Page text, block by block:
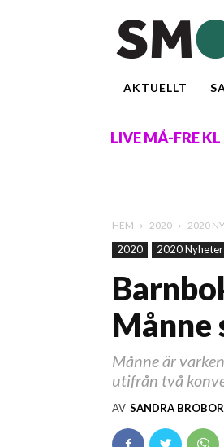
AKTUELLT
LIVE MÅ-FRE KL
HEM 2020 2020
2020 2020 Nyheter
Månne
Månne är
utifrån två
AV SANDRA